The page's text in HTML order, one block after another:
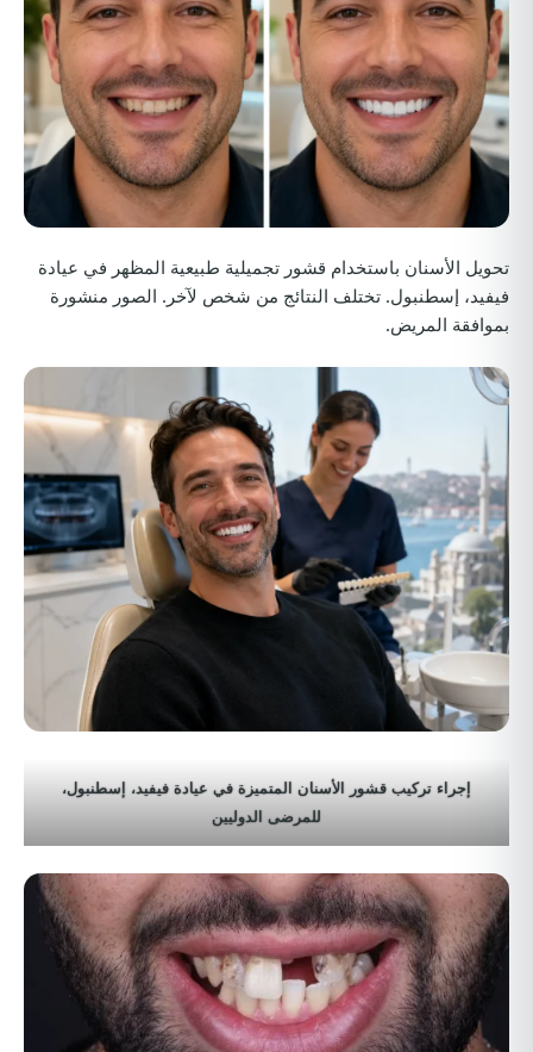
تحويل الأسنان باستخدام قشور تجميلية طبيعية المظهر في عيادة
فيفيد، إسطنبول. تختلف النتائج من شخص لآخر. الصور منشورة
بموافقة المريض.
إجراء تركيب قشور الأسنان المتميزة في عيادة فيفيد، إسطنبول،
للمرضى الدوليين